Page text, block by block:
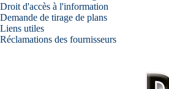
Droit d'accès à l'information
Demande de tirage de plans
Liens utiles
Réclamations des fournisseurs